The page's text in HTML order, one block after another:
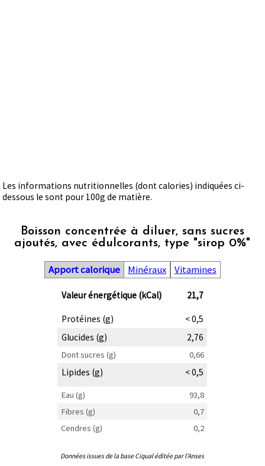
Les informations nutritionnelles (dont calories) indiquées ci-
dessous le sont pour 100g de matière.
Boisson concentrée à diluer, sans sucres
ajoutés, avec édulcorants, type "sirop 0%"
Apport calorique Minéraux Vitamines
Valeur énergétique (kCal) 21,7
Protéines (g)
< 0,5
Glucides (g)
2,76
Dont sucres (g) 0,66
Lipides (g) < 0,5
Eau (g)
93,8
Fibres (g)
0,7
Cendres (g)
0,2
Données issues de la base Ciqual éditée par l'Anses